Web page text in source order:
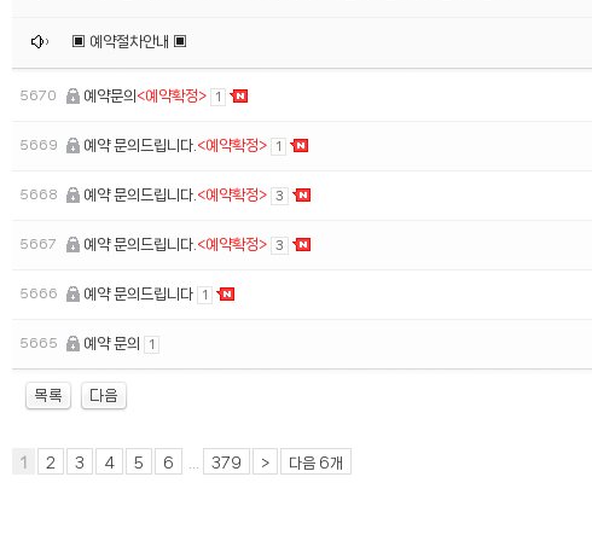
▣ 예약절차안내 ▣
5670 예약문의 <예약확정> 1
5669 예약 문의드립니다. <예약확정> 1
5668 예약 문의드립니다. <예약확정> 3
5667 예약 문의드립니다. <예약확정> 3
5666 예약 문의드립니다 1
5665 예약 문의 1
1 2 3 4 5 6 379 > 다음 6개